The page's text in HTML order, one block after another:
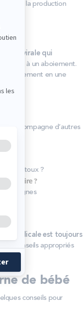
d’où la production
virale qui
à un aboiement.
en une
s’accompagne d’autres
de toux ?
de boire ?
signes
médicale est toujours
conseils appropriés
de bébé
conseils pour